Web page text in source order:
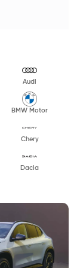
Audi
BMW Motor
Chery
Dacia